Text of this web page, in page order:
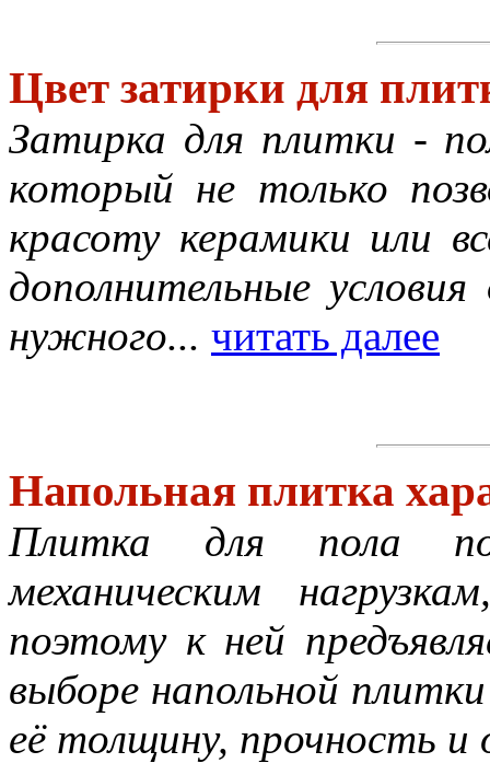
Цвет затирки для
Затирка для плитки -
который не только
красоту керамики или
дополнительные
нужного... читать далее
Напольная плитка
Плитка для пола
механическим
поэтому к ней
выборе напольной
её толщину, прочность и